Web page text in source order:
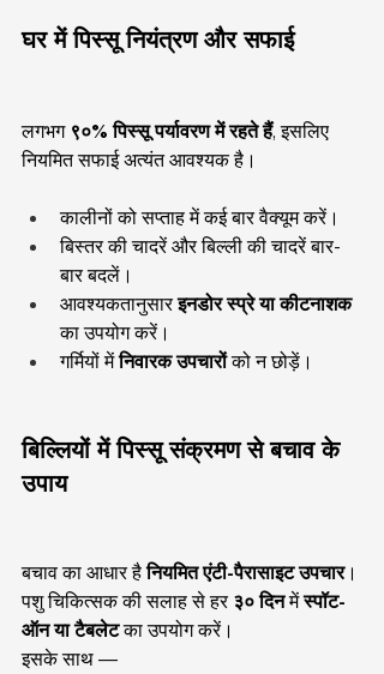
घर में पिस्सू नियंत्रण और सफाई
लगभग ९०% पिस्सू पर्यावरण में रहते हैं, इसलिए
नियमित सफाई अत्यंत आवश्यक है।
कालीनों को सप्ताह में कई बार वैक्यूम करें।
बिस्तर की चादरें और बिल्ली की चादरें बार-
बार बदलें।
आवश्यकतानुसार इनडोर स्प्रे या कीटनाशक
का उपयोग करें।
गर्मियों में निवारक उपचारों को न छोड़ें।
बिल्लियों में पिस्सू संक्रमण से बचाव के
उपाय
बचाव का आधार है नियमित एंटी-पैरासाइट उपचार।
पशु चिकित्सक की सलाह से हर ३० दिन में स्पॉट-
ऑन या टैबलेट का उपयोग करें।
इसके साथ —